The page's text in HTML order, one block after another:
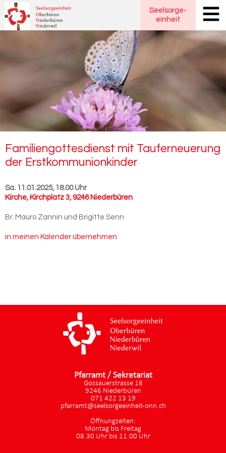
Seelsorge-
einheit
Fa­mi­li­en­got­tes­dienst mit Tauf­er­neue­rung
der Erst­kom­mu­ni­on­kin­der
Sa. 11.01.2025, 18.00 Uhr
Kirche, Kirchplatz 3, 9246 Niederbüren
Br. Mauro Zannin und Brigitte Senn
in meinen Kalender übernehmen
Pfarramt / Sekretariat
Gossauerstrasse 18
9246 Niederbüren
071 422 13 19
pfarramt@seelsorgeeinheit-onn.ch
Öffnungzeiten:
Montag bis Freitag
08.30 Uhr bis 11.00 Uhr